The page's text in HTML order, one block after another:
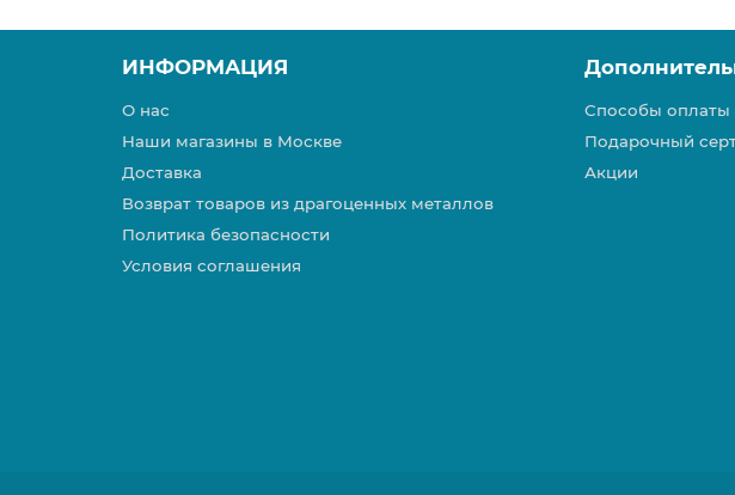
ИНФОРМАЦИЯ
О нас
Наши магазины в Москве
Доставка
Возврат товаров из драгоценных металлов
Политика безопасности
Условия соглашения
Способы оплаты
Подарочный
Акции